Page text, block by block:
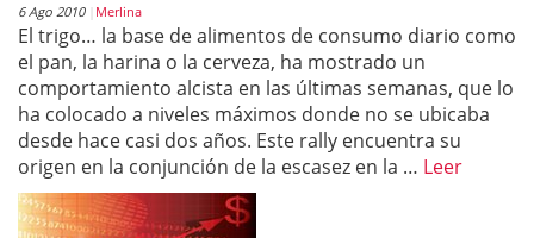
6 Ago 2010 Merlina
El trigo… la base de alimentos de consumo diario como
el pan, la harina o la cerveza, ha mostrado un
comportamiento alcista en las últimas semanas, que lo
ha colocado a niveles máximos donde no se ubicaba
desde hace casi dos años. Este rally encuentra su
origen en la conjunción de la escasez en la … Leer